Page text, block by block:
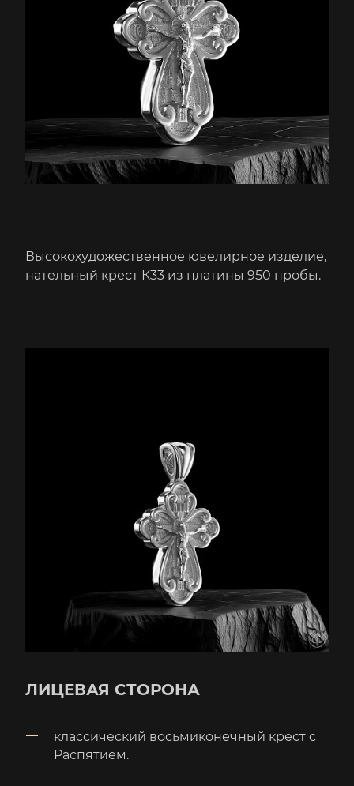
Высокохудожественное ювелирное изделие,
нательный крест К33 из платины 950 пробы.
ЛИЦЕВАЯ СТОРОНА
классический восьмиконечный крест с
Распятием.